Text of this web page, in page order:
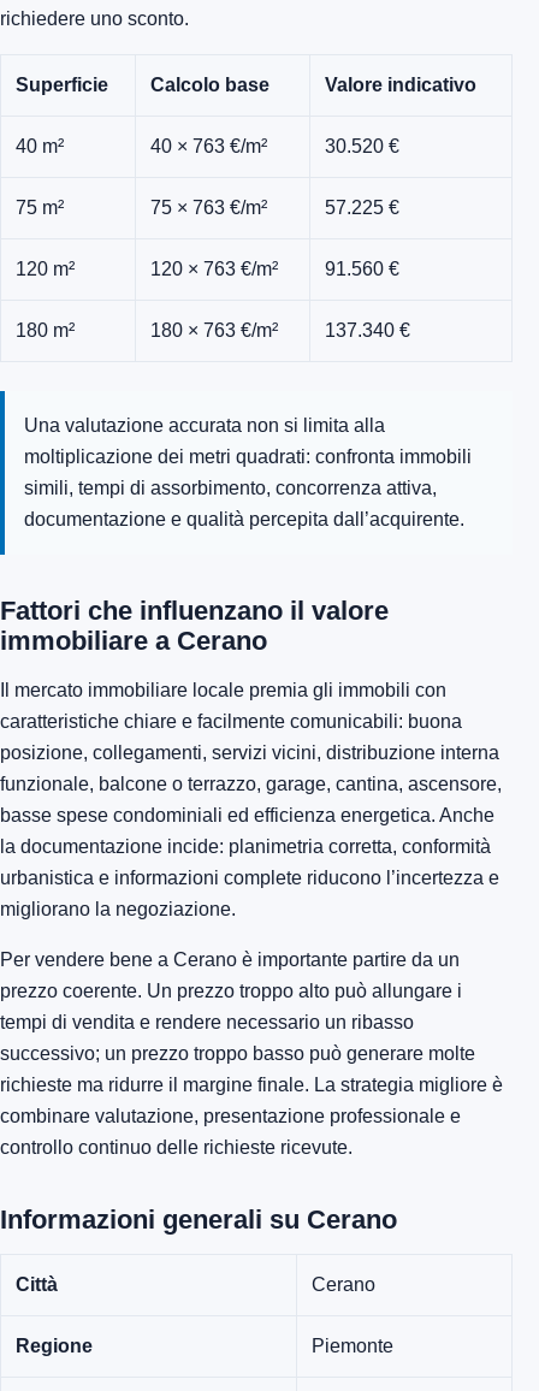
richiedere uno sconto.
Superficie Calcolo base Valore indicativo
40 m² 40 × 763 €/m² 30.520 €
75 m² 75 × 763 €/m² 57.225 €
120 m² 120 × 763 €/m² 91.560 €
180 m² 180 × 763 €/m² 137.340 €
Una valutazione accurata non si limita alla
moltiplicazione dei metri quadrati: confronta immobili
simili, tempi di assorbimento, concorrenza attiva,
documentazione e qualità percepita dall’acquirente.
Fattori che influenzano il valore
immobiliare a Cerano
Il mercato immobiliare locale premia gli immobili con
caratteristiche chiare e facilmente comunicabili: buona
posizione, collegamenti, servizi vicini, distribuzione interna
funzionale, balcone o terrazzo, garage, cantina, ascensore,
basse spese condominiali ed efficienza energetica. Anche
la documentazione incide: planimetria corretta, conformità
urbanistica e informazioni complete riducono l’incertezza e
migliorano la negoziazione.
Per vendere bene a Cerano è importante partire da un
prezzo coerente. Un prezzo troppo alto può allungare i
tempi di vendita e rendere necessario un ribasso
successivo; un prezzo troppo basso può generare molte
richieste ma ridurre il margine finale. La strategia migliore è
combinare valutazione, presentazione professionale e
controllo continuo delle richieste ricevute.
Informazioni generali su Cerano
Città Cerano
Regione Piemonte